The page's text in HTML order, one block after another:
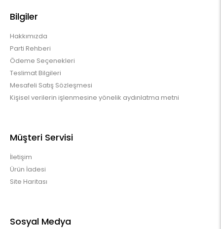
Bilgiler
Hakkımızda
Parti Rehberi
Ödeme Seçenekleri
Teslimat Bilgileri
Mesafeli Satış Sözleşmesi
Kişisel verilerin işlenmesine yönelik aydınlatma metni
Müşteri Servisi
İletişim
Ürün İadesi
Site Haritası
Sosyal Medya